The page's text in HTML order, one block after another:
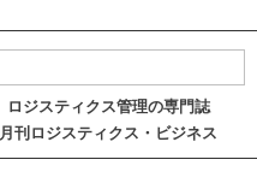
ロジスティクス管理の専門誌
月刊ロジスティクス・ビジネス